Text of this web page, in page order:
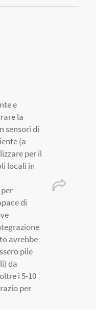
e
la
sensori di
(a
per il
locali in
di
avrebbe
pile
da
i 5-10
per